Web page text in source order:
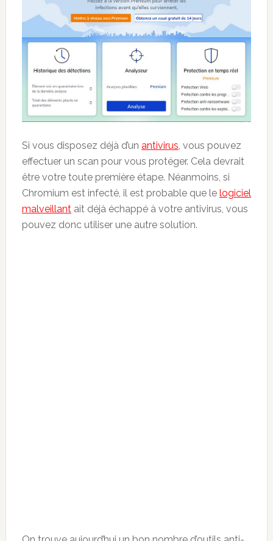
Si vous disposez déjà d’un antivirus , vous pouvez
effectuer un scan pour vous protéger. Cela devrait
être votre toute première étape. Néanmoins, si
Chromium est infecté, il est probable que le logiciel
malveillantait déjà échappé à votre antivirus, vous
pouvez donc utiliser une autre solution.